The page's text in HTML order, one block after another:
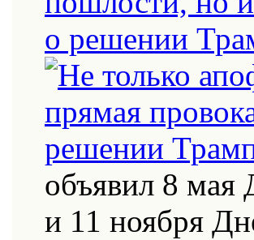
о решении
объявил 8 мая
и 11 ноября